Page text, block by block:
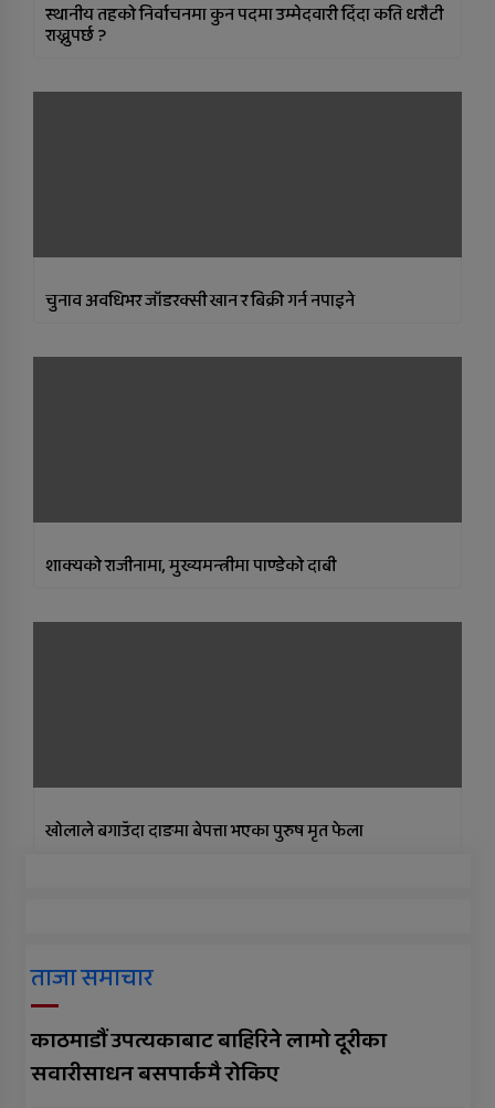
स्थानीय तहको निर्वाचनमा कुन पदमा उम्मेदवारी दिँदा कति धरौटी
राख्नुपर्छ ?
चुनाव अवधिभर जाँडरक्सी खान र बिक्री गर्न नपाइने
शाक्यको राजीनामा, मुख्यमन्त्रीमा पाण्डेको दाबी
खाेलाले बगाउँदा दाङमा बेपत्ता भएका पुरुष मृत फेला
ताजा समाचार
काठमाडौं उपत्यकाबाट बाहिरिने लामो दूरीका
सवारीसाधन बसपार्कमै रोकिए